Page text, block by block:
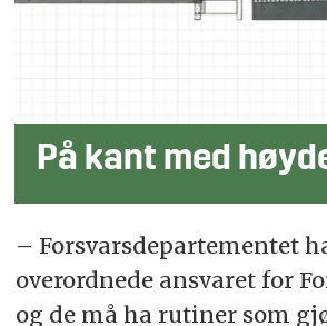
På kant med
– Forsvarsdepartementet
overordnede ansvaret for
og de må ha rutiner som